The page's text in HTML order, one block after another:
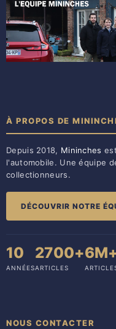
À PROPOS DE
Depuis 2018, Mininches
l'automobile. Une équipe
collectionneurs.
DÉCOUVRIR NOTRE
10
ANNÉES
2700+
ARTICLES
NOUS CONTACTER